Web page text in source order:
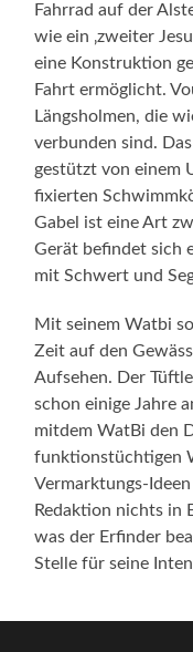
Fahrrad auf der
wie ein ‚zweiter
eine Konstruktion
Fahrt ermöglicht.
Längsholmen, die
verbunden sind.
gestützt von einem
fixierten
Gabel ist eine Art
Gerät befindet sich
mit Schwert und
Mit seinem Watbi
Zeit auf den
Aufsehen. Der
schon einige Jahre
mitdem WatBi den
funktionstüchtigen
Vermarktungs-
Redaktion nichts in
was der Erfinder
Stelle für seine